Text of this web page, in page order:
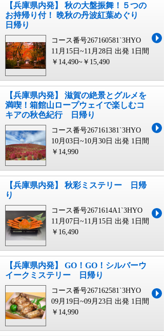
【兵庫県内発】 秋の大盤振舞！５つの
お持帰り付！ 晩秋の丹波紅葉めぐり
日帰り
コース番号267160581`3HYO
11月15日~11月28日 出発 1日間
￥14,490~￥15,490
【兵庫県内発】 滋賀の絶景とグルメを
満喫！箱館山ロープウェイで楽しむコ
キアの秋色紀行 日帰り
コース番号267161381`3HYO
10月03日~10月30日 出発 1日間
￥14,990
【兵庫県内発】 秋彩ミステリー 日帰
り
コース番号2671614A1`3HYO
11月07日~11月15日 出発 1日間
￥16,490
【兵庫県内発】 GO！GO！シルバーウ
イークミステリー 日帰り
コース番号267162581`3HYO
09月19日~09月23日 出発 1日間
￥14,990